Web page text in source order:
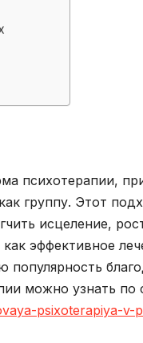
психотерапии,
группу. Этот
исцеление,
эффективное
популярность
можно узнать по
psixoterapiya-v-